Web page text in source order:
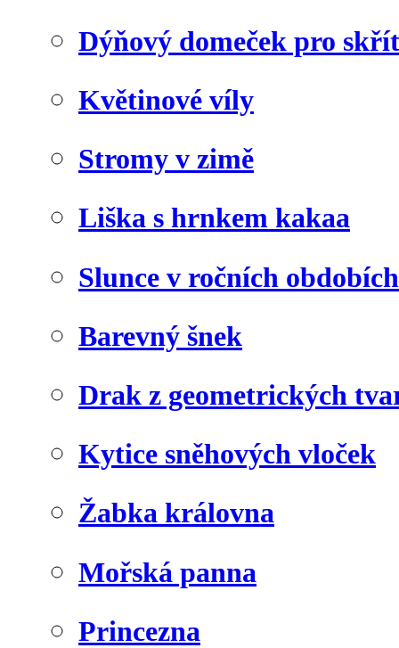
Dýňový domeček pro
Květinové víly
Stromy v zimě
Liška s hrnkem kakaa
Slunce v ročních obdobích
Barevný šnek
Drak z geometrických
Kytice sněhových vloček
Žabka královna
Mořská panna
Princezna